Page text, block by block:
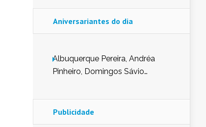
Aniversariantes do dia
Albuquerque Pereira, Andréa
Pinheiro, Domingos Sávio
Nunes de Sena, Fátima Peixoto,
Glória Pereira, Kátia Mesel,
Publicidade